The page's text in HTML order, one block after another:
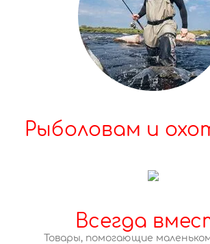
Рыболовам и
Всегда
Товары, помогающие